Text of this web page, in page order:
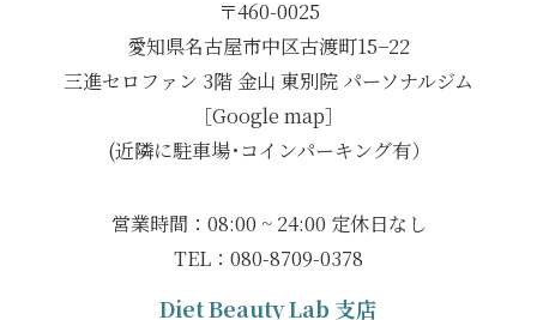
〒460-0025
愛知県名古屋市中区古渡町15−22
三進セロファン 3階 金山 東別院 パーソナルジム
［Google map］
(近隣に駐車場･コインパーキング有）
営業時間：08:00 ~ 24:00 定休日なし
TEL：080-8709-0378
Diet Beauty Lab 支店